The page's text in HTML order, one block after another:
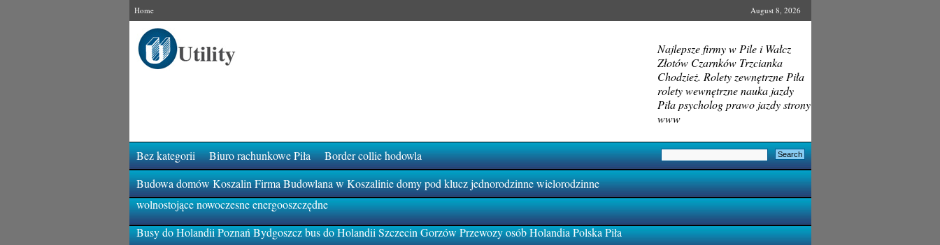
Home August 8, 2026
Najlepsze firmy w Pile i Wałcz
Złotów Czarnków Trzcianka
Chodzież. Rolety zewnętrzne Piła
rolety wewnętrzne nauka jazdy
Piła psycholog prawo jazdy strony
www
Bez kategorii Biuro rachunkowe Piła
Border collie hodowla
Budowa domów Koszalin Firma Budowlana w Koszalinie domy pod klucz jednorodzinne wielorodzinne
wolnostojące nowoczesne energooszczędne
Busy do Holandii Poznań Bydgoszcz bus do Holandii Szczecin Gorzów Przewozy osób Holandia Polska Piła